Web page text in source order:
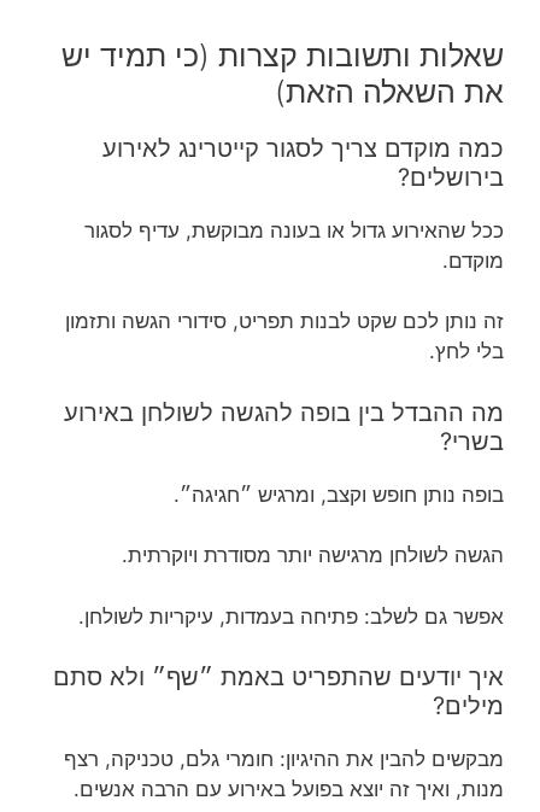
שאלות ותשובות קצרות (כי תמיד יש
את השאלה הזאת)
כמה מוקדם צריך לסגור קייטרינג לאירוע
בירושלים?
ככל שהאירוע גדול או בעונה מבוקשת, עדיף לסגור
מוקדם.
זה נותן לכם שקט לבנות תפריט, סידורי הגשה ותזמון
בלי לחץ.
מה ההבדל בין בופה להגשה לשולחן באירוע
בשרי?
בופה נותן חופש וקצב, ומרגיש ״חגיגה״.
הגשה לשולחן מרגישה יותר מסודרת ויוקרתית.
אפשר גם לשלב: פתיחה בעמדות, עיקריות לשולחן.
איך יודעים שהתפריט באמת ״שף״ ולא סתם
מילים?
מבקשים להבין את ההיגיון: חומרי גלם, טכניקה, רצף
מנות, ואיך זה יוצא בפועל באירוע עם הרבה אנשים.